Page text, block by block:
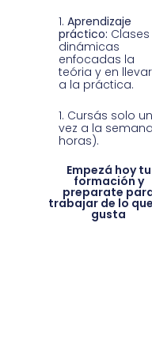
Aprendizaje
práctico: Clases
dinámicas
enfocadas la
teória y en
a la práctica.
Cursás solo
vez a la
horas).
Empezá hoy tu
formación y
preparate
trabajar de lo
gusta